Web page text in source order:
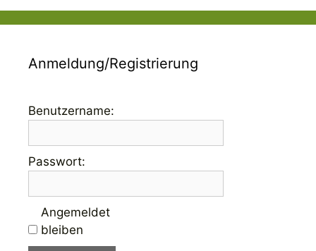
Anmeldung/Registrierung
Benutzername:
Passwort:
Angemeldet
bleiben